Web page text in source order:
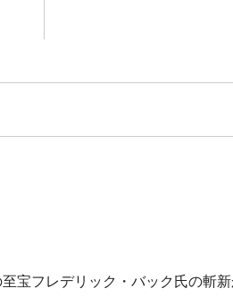
宝フレデリック・バック氏の斬